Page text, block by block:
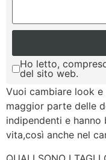
Ho letto,
del sito web.
Vuoi cambiare look e
maggior parte delle
indipendenti e
vita,così anche nel